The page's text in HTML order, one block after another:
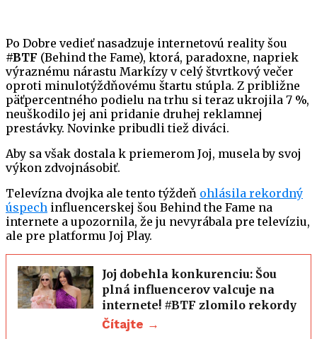
Po Dobre vedieť nasadzuje internetovú reality šou
#BTF (Behind the Fame), ktorá, paradoxne, napriek
výraznému nárastu Markízy v celý štvrtkový večer
oproti minulotýždňovému štartu stúpla. Z približne
päťpercentného podielu na trhu si teraz ukrojila 7 %,
neuškodilo jej ani pridanie druhej reklamnej
prestávky. Novinke pribudli tiež diváci.
Aby sa však dostala k priemerom Joj, musela by svoj
výkon zdvojnásobiť.
Televízna dvojka ale tento týždeň ohlásila rekordný
úspech influencerskej šou Behind the Fame na
internete a upozornila, že ju nevyrábala pre televíziu,
ale pre platformu Joj Play.
Joj dobehla konkurenciu: Šou
plná influencerov valcuje na
internete! #BTF zlomilo rekordy
Čítajte →